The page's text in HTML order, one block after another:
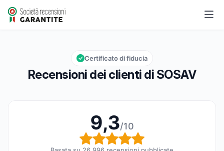
SOSAV
Valutazione globale: 9,3 su 10
9,3/10
Recensioni dei clienti di SOSAV
Certificato di fiducia
9,3/10
Valutazione globale: